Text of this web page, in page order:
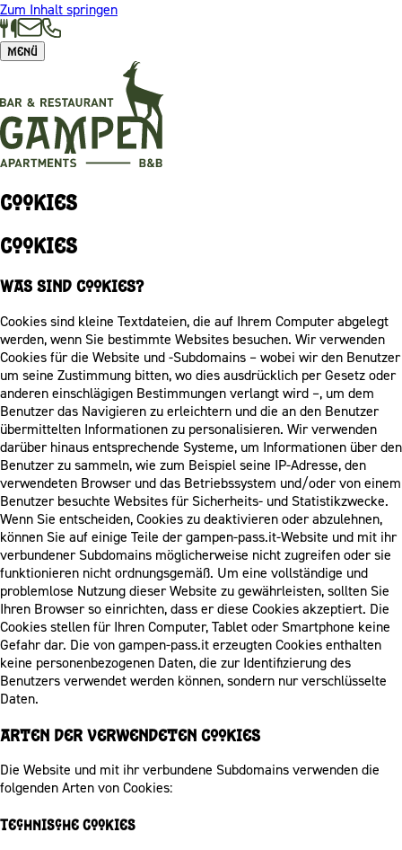
Zum Inhalt springen
Menü
Cookies
Cookies
Was sind Cookies?
Cookies sind kleine Textdateien, die auf Ihrem Computer abgelegt
werden, wenn Sie bestimmte Websites besuchen. Wir verwenden
Cookies für die Website und -Subdomains – wobei wir den Benutzer
um seine Zustimmung bitten, wo dies ausdrücklich per Gesetz oder
anderen einschlägigen Bestimmungen verlangt wird –, um dem
Benutzer das Navigieren zu erleichtern und die an den Benutzer
übermittelten Informationen zu personalisieren. Wir verwenden
darüber hinaus entsprechende Systeme, um Informationen über den
Benutzer zu sammeln, wie zum Beispiel seine IP-Adresse, den
verwendeten Browser und das Betriebssystem und/oder von einem
Benutzer besuchte Websites für Sicherheits- und Statistikzwecke.
Wenn Sie entscheiden, Cookies zu deaktivieren oder abzulehnen,
können Sie auf einige Teile der gampen-pass.it-Website und mit ihr
verbundener Subdomains möglicherweise nicht zugreifen oder sie
funktionieren nicht ordnungsgemäß. Um eine vollständige und
problemlose Nutzung dieser Website zu gewährleisten, sollten Sie
Ihren Browser so einrichten, dass er diese Cookies akzeptiert. Die
Cookies stellen für Ihren Computer, Tablet oder Smartphone keine
Gefahr dar. Die von gampen-pass.it erzeugten Cookies enthalten
keine personenbezogenen Daten, die zur Identifizierung des
Benutzers verwendet werden können, sondern nur verschlüsselte
Daten.
Arten der verwendeten Cookies
Die Website und mit ihr verbundene Subdomains verwenden die
folgenden Arten von Cookies:
Technische Cookies